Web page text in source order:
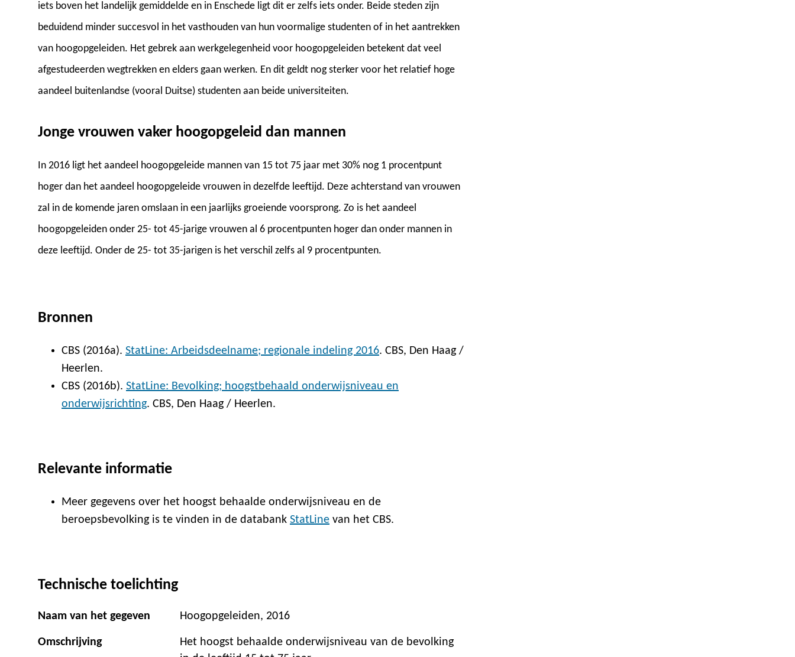
iets boven het landelijk gemiddelde en in Enschede ligt dit er zelfs iets onder. Beide steden zijn
beduidend minder succesvol in het vasthouden van hun voormalige studenten of in het aantrekken
van hoogopgeleiden. Het gebrek aan werkgelegenheid voor hoogopgeleiden betekent dat veel
afgestudeerden wegtrekken en elders gaan werken. En dit geldt nog sterker voor het relatief hoge
aandeel buitenlandse (vooral Duitse) studenten aan beide universiteiten.
Jonge vrouwen vaker hoogopgeleid dan mannen
In 2016 ligt het aandeel hoogopgeleide mannen van 15 tot 75 jaar met 30% nog 1 procentpunt
hoger dan het aandeel hoogopgeleide vrouwen in dezelfde leeftijd. Deze achterstand van vrouwen
zal in de komende jaren omslaan in een jaarlijks groeiende voorsprong. Zo is het aandeel
hoogopgeleiden onder 25- tot 45-jarige vrouwen al 6 procentpunten hoger dan onder mannen in
deze leeftijd. Onder de 25- tot 35-jarigen is het verschil zelfs al 9 procentpunten.
Bronnen
CBS (2016a). StatLine: Arbeidsdeelname; regionale indeling 2016. CBS, Den Haag /
Heerlen.
CBS (2016b). StatLine: Bevolking; hoogstbehaald onderwijsniveau en
onderwijsrichting. CBS, Den Haag / Heerlen.
Relevante informatie
Meer gegevens over het hoogst behaalde onderwijsniveau en de
beroepsbevolking is te vinden in de databank StatLine van het CBS.
Technische toelichting
Naam van het gegeven Hoogopgeleiden, 2016
Omschrijving
Het hoogst behaalde onderwijsniveau van de bevolking